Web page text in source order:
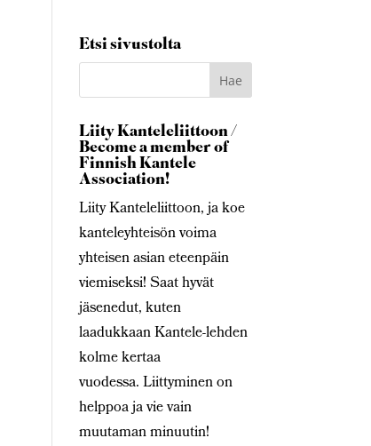
Etsi sivustolta
Liity Kanteleliittoon /
Become a member of
Finnish Kantele
Association!
Liity Kanteleliittoon, ja koe
kanteleyhteisön voima
yhteisen asian eteenpäin
viemiseksi! Saat hyvät
jäsenedut, kuten
laadukkaan Kantele-lehden
kolme kertaa
vuodessa. Liittyminen on
helppoa ja vie vain
muutaman minuutin!